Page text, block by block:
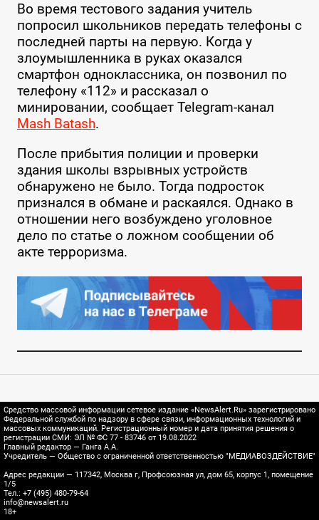
Во время тестового задания учитель
попросил школьников передать телефоны с
последней парты на первую. Когда у
злоумышленника в руках оказался
смартфон одноклассника, он позвонил по
телефону «112» и рассказал о
минировании, сообщает Telegram-канал
Mash Batash.
После прибытия полиции и проверки
здания школы взрывных устройств
обнаружено не было. Тогда подросток
признался в обмане и раскаялся. Однако в
отношении него возбуждено уголовное
дело по статье о ложном сообщении об
акте терроризма.
Средство массовой информации сетевое издание «NewsAlert.Ru» зарегистрировано
Федеральной службой по надзору в сфере связи, информационных технологий и
массовых коммуникаций. Регистрационный номер и дата принятия решения о
регистрации СМИ: ЭЛ № ФС 77 - 83746 от 19.08.2022
Главный редактор — Ганга А.А.
Учредитель — Общество с ограниченной ответственностью "МЕДИАВОЗДЕЙСТВИЕ"
Адрес редакции — 117342, Москва г, Профсоюзная ул, дом 65, корпус 1, помещение
1/5
Тел.: +7 (495) 480-79-64
info@newsalert.ru
18+